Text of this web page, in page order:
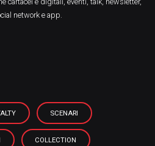
network e app.
SCENARI
COLLECTION